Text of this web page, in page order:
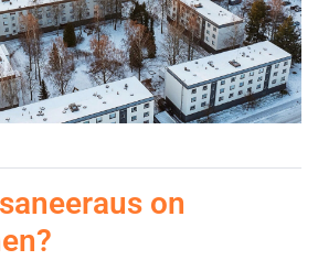
on